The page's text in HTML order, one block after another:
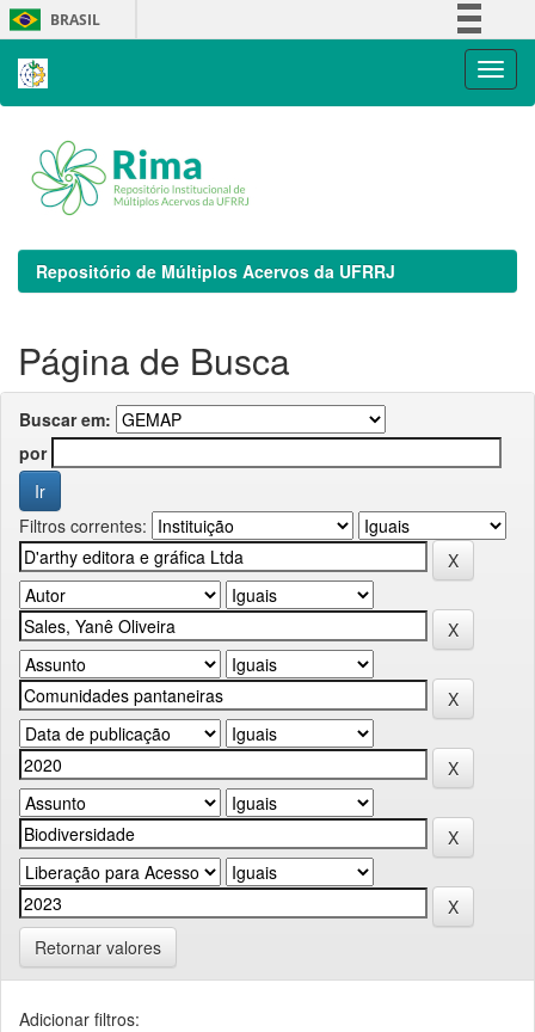
Skip
navigation
BRASIL
Repositório de Múltiplos Acervos da UFRRJ
Página de Busca
Buscar em:
por
Filtros correntes:
Retornar valores
Adicionar filtros: